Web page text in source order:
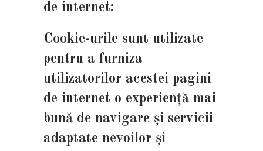
de internet:
Cookie-urile sunt utilizate
pentru a furniza
utilizatorilor acestei pagini
de internet o experiență mai
bună de navigare și servicii
adaptate nevoilor și